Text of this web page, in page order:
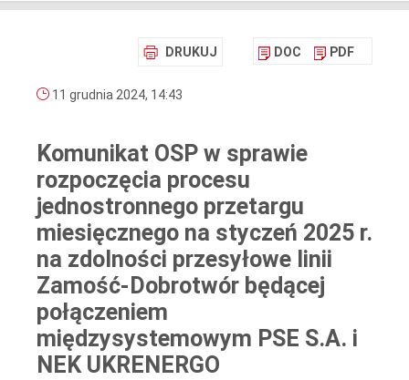
DRUKUJ DOC PDF
11 grudnia 2024, 14:43
Komunikat OSP w sprawie
rozpoczęcia procesu
jednostronnego przetargu
miesięcznego na styczeń 2025 r.
na zdolności przesyłowe linii
Zamość-Dobrotwór będącej
połączeniem
międzysystemowym PSE S.A. i
NEK UKRENERGO